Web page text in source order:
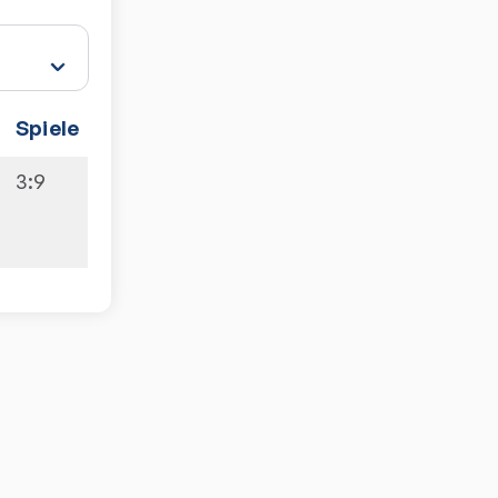
Spiele
3:9